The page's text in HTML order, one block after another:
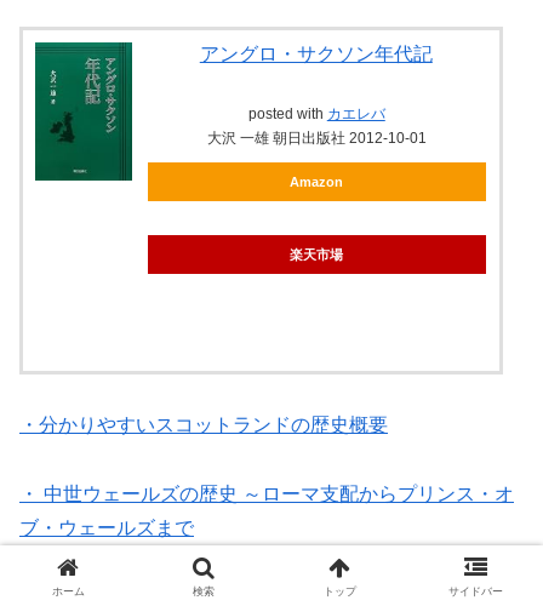
アングロ・サクソン年代記
posted with カエレバ
大沢 一雄 朝日出版社 2012-10-01
Amazon
楽天市場
・分かりやすいスコットランドの歴史概要
・ 中世ウェールズの歴史 ～ローマ支配からプリンス・オ
ブ・ウェールズまで
・分かりやすいアイルランドの歴史概要（古代～現代）
ホーム 検索 トップ サイドバー